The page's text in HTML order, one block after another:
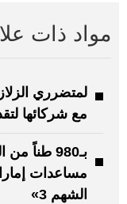
مواد ذات
لمتضرري
مع شركائها
مساعدات
الشهم 3»